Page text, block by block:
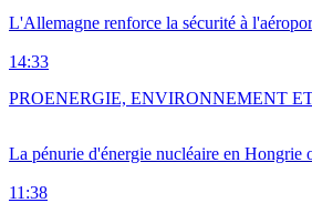
L'Allemagne renforce la sécurité à
14:33
La pénurie d'énergie nucléaire en Hongrie
11:38
PROENERGIE, ENVIRONNEMENT